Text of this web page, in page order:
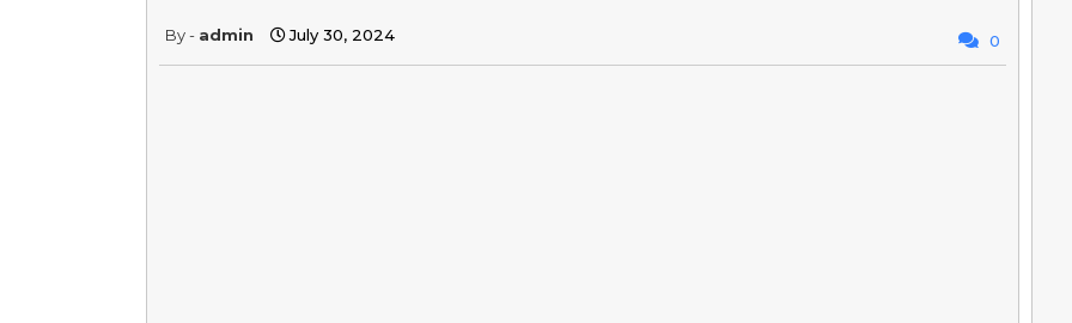
admin July 30, 2024 0